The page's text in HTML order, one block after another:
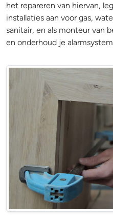
het repareren van hiervan,
installaties aan voor gas,
sanitair, en als monteur van
en onderhoud je